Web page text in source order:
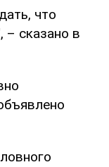
что
– сказано в